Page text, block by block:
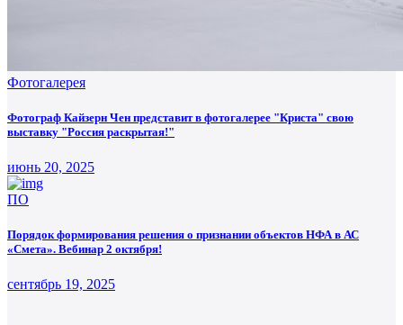
Фотогалерея
Фотограф Кайзерн Чен представит в фотогалерее "Криста" свою
выставку "Россия раскрытая!"
июнь 20, 2025
ПО
Порядок формирования решения о признании объектов НФА в АС
«Смета». Вебинар 2 октября!
сентябрь 19, 2025